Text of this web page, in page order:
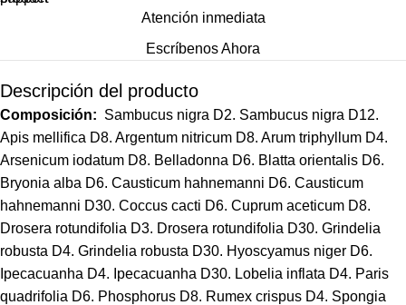
Atención inmediata
Escríbenos Ahora
Descripción del producto
Composición: Sambucus nigra D2. Sambucus nigra D12.
Apis mellifica D8. Argentum nitricum D8. Arum triphyllum D4.
Arsenicum iodatum D8. Belladonna D6. Blatta orientalis D6.
Bryonia alba D6. Causticum hahnemanni D6. Causticum
hahnemanni D30. Coccus cacti D6. Cuprum aceticum D8.
Drosera rotundifolia D3. Drosera rotundifolia D30. Grindelia
robusta D4. Grindelia robusta D30. Hyoscyamus niger D6.
Ipecacuanha D4. Ipecacuanha D30. Lobelia inflata D4. Paris
quadrifolia D6. Phosphorus D8. Rumex crispus D4. Spongia